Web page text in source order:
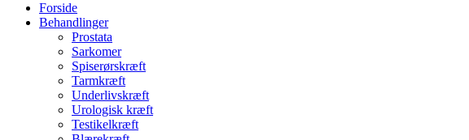
Forside
Behandlinger
Prostata
Sarkomer
Spiserørskræft
Tarmkræft
Underlivskræft
Urologisk kræft
Testikelkræft